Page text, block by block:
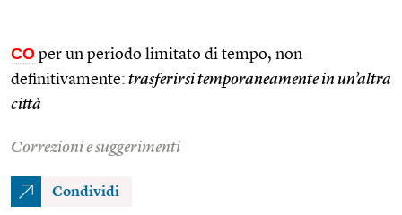
CO per un periodo limitato di tempo, non
definitivamente: trasferirsi temporaneamente in un’altra
città
Correzioni e suggerimenti
Condividi